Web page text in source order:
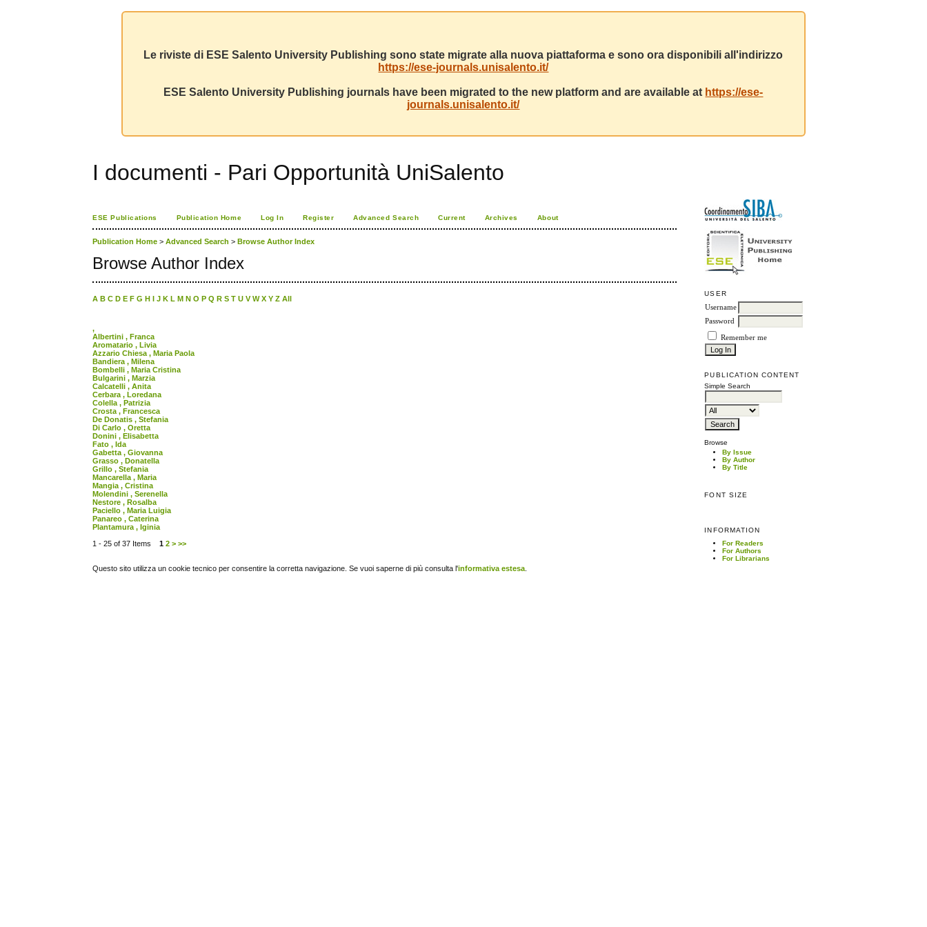
Le riviste di ESE Salento University Publishing sono state migrate alla nuova piattaforma e sono ora disponibili all'indirizzo
https://ese-journals.unisalento.it/
ESE Salento University Publishing journals have been migrated to the new platform and are available at https://ese-
journals.unisalento.it/
I documenti - Pari Opportunità UniSalento
USER
Username
Password
Remember me
PUBLICATION CONTENT
Simple Search
Browse
By Issue
By Author
By Title
FONT SIZE
INFORMATION
For Readers
For Authors
For Librarians
ESE Publications Publication Home Log In Register Advanced Search Current Archives About
Publication Home >Advanced Search >Browse Author Index
Browse Author Index
A B C D E F G H I J K L M N O P Q R S T U V W X Y Z All
,
Albertini , Franca
Aromatario , Livia
Azzario Chiesa , Maria Paola
Bandiera , Milena
Bombelli , Maria Cristina
Bulgarini , Marzia
Calcatelli , Anita
Cerbara , Loredana
Colella , Patrizia
Crosta , Francesca
De Donatis , Stefania
Di Carlo , Oretta
Donini , Elisabetta
Fato , Ida
Gabetta , Giovanna
Grasso , Donatella
Grillo , Stefania
Mancarella , Maria
Mangia , Cristina
Molendini , Serenella
Nestore , Rosalba
Paciello , Maria Luigia
Panareo , Caterina
Plantamura , Iginia
1 - 25 of 37 Items1 2 > >>
Questo sito utilizza un cookie tecnico per consentire la corretta navigazione. Se vuoi saperne di più consulta l'informativa estesa